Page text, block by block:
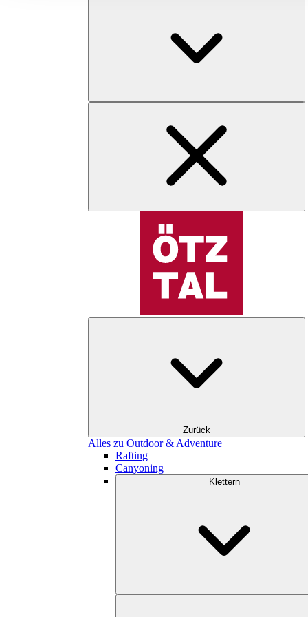
Zurück
Alles zu Outdoor & Adventure
Rafting
Canyoning
Klettern